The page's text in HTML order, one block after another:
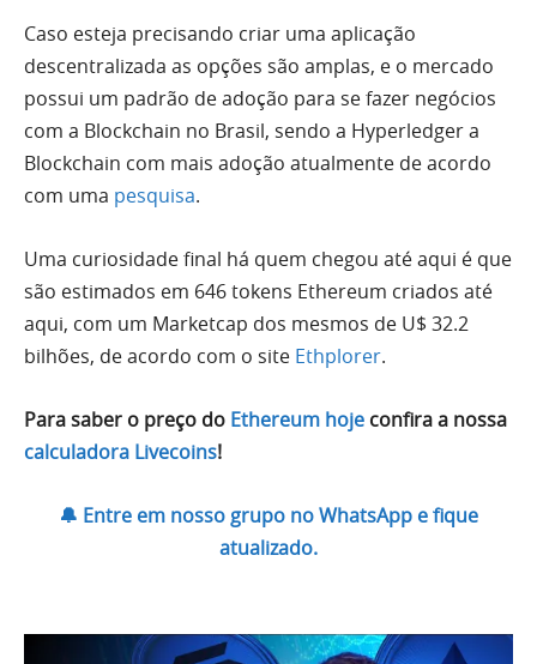
Caso esteja precisando criar uma aplicação
descentralizada as opções são amplas, e o mercado
possui um padrão de adoção para se fazer negócios
com a Blockchain no Brasil, sendo a Hyperledger a
Blockchain com mais adoção atualmente de acordo
com uma pesquisa.
Uma curiosidade final há quem chegou até aqui é que
são estimados em 646 tokens Ethereum criados até
aqui, com um Marketcap dos mesmos de U$ 32.2
bilhões, de acordo com o site Ethplorer.
Para saber o preço do Ethereum hoje confira a nossa
calculadora Livecoins!
🔔 Entre em nosso grupo no WhatsApp e fique
atualizado.